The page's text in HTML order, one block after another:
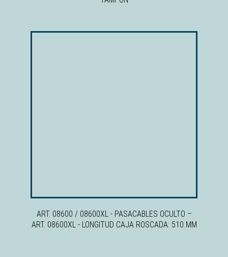
ART. 08600 / 08600XL - PASACABLES OCULTO –
ART. 08600XL - LONGITUD CAJA ROSCADA: 510 MM